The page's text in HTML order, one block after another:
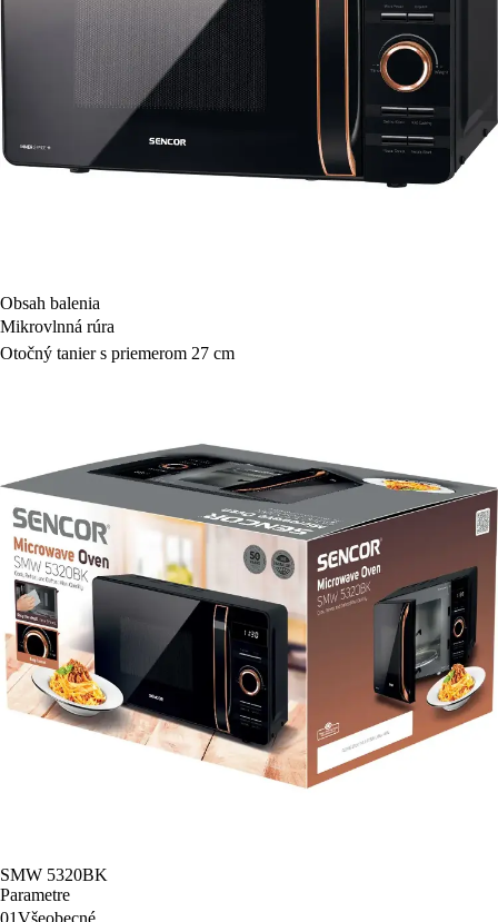
Obsah balenia
Mikrovlnná rúra
Otočný tanier s priemerom 27 cm
SMW 5320BK
Parametre